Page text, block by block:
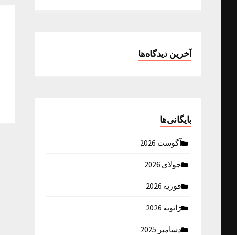
آخرین دیدگاه‌ها
بایگانی‌ها
آگوست 2026
جولای 2026
فوریه 2026
ژانویه 2026
دسامبر 2025